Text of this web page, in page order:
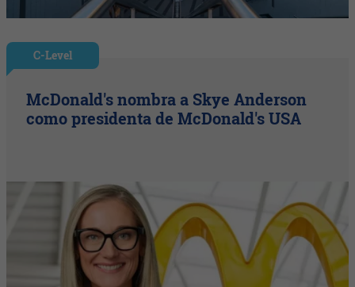
C-Level
McDonald's nombra a Skye Anderson
como presidenta de McDonald's USA